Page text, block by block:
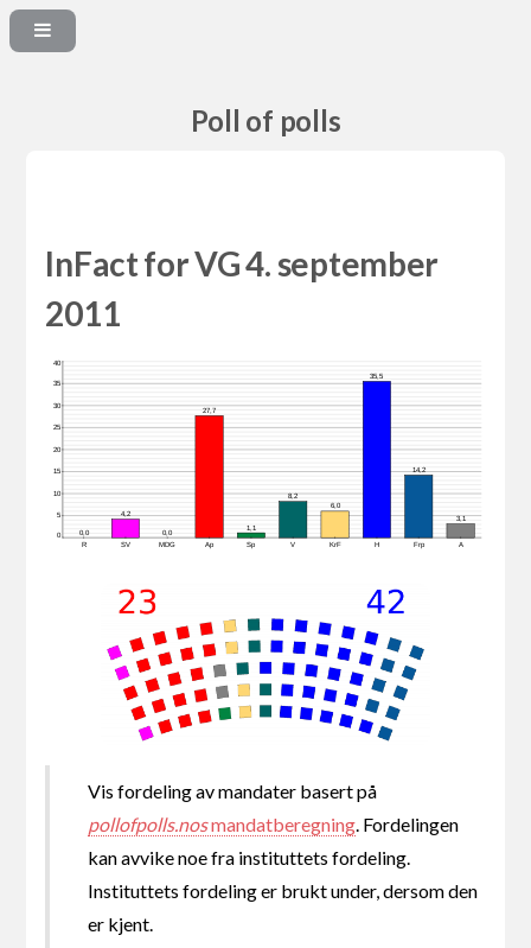
Poll of polls
InFact for VG 4. september
2011
0,0
4,2
0,0
27,7
1,1
8,2
6,0
35,5
14,2
3,1
R SV MDG Ap Sp V KrF H Frp A
0
5
10
15
20
25
30
35
40
Vis fordeling av mandater basert på
pollofpolls.nosmandatberegning . Fordelingen
kan avvike noe fra instituttets fordeling.
Instituttets fordeling er brukt under, dersom den
er kjent.